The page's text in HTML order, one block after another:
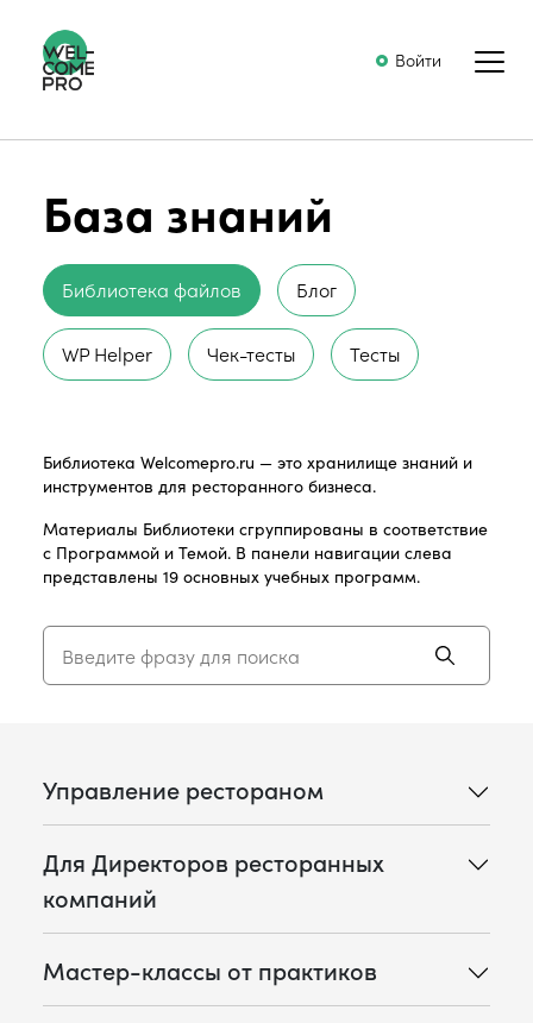
Войти
База знаний
Библиотека файлов Блог
WP Helper Чек-тесты Тесты
Библиотека Welcomepro.ru — это хранилище знаний и
инструментов для ресторанного бизнеса.
Материалы Библиотеки сгруппированы в соответствие
с Программой и Темой. В панели навигации слева
представлены 19 основных учебных программ.
Управление рестораном
Для Директоров ресторанных
компаний
Мастер-классы от практиков